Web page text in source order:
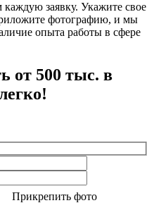
заявку. Укажите свое
фотографию, и мы
опыта работы в сфере
от 500 тыс. в
Прикрепить фото